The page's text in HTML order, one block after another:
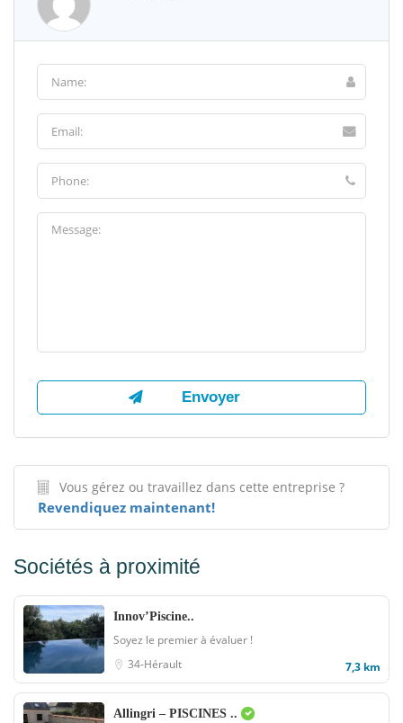
Vous gérez ou travaillez dans cette entreprise ?
Revendiquez maintenant!
Sociétés à proximité
Innov’Piscine..
Soyez le premier à évaluer !
34-Hérault
7,3 km
Allingri – PISCINES ..